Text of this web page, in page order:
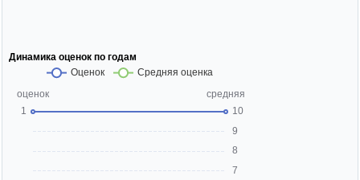
Динамика оценок по годам